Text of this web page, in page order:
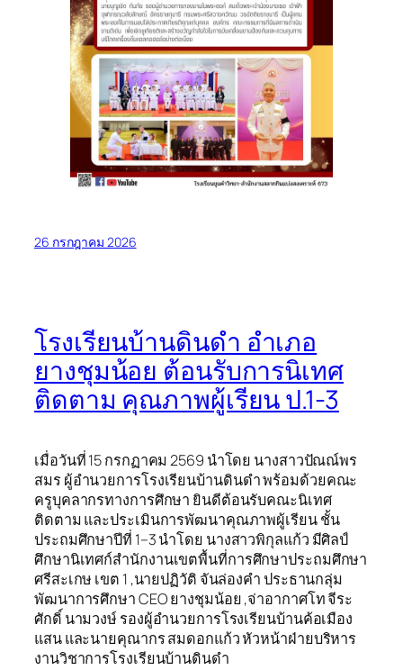
26 กรกฎาคม 2026
โรงเรียนบ้านดินดำ อำเภอ
ยางชุมน้อย ต้อนรับการนิเทศ
ติดตาม คุณภาพผู้เรียน ป.1-3
เมื่อวันที่ 15 กรกฏาคม 2569 นำโดย นางสาวปัณณ์พร
สมร ผู้อำนวยการโรงเรียนบ้านดินดำ พร้อมด้วยคณะ
ครูบุคลากรทางการศึกษา ยินดีต้อนรับคณะนิเทศ
ติดตาม และประเมินการพัฒนาคุณภาพผู้เรียน ชั้น
ประถมศึกษาปีที่ 1–3 นำโดย นางสาวพิกุลแก้ว มีศิลป์
ศึกษานิเทศก์สำนักงานเขตพื้นที่การศึกษาประถมศึกษา
ศรีสะเกษ เขต 1 ,นายปฏิวัติ จันล่องคำ ประธานกลุ่ม
พัฒนาการศึกษา CEO ยางชุมน้อย ,จ่าอากาศโท จีระ
ศักดิ์ นามวงษ์ รองผู้อํานวยการโรงเรียนบ้านค้อเมือง
แสน และนายคุณากร สมดอกแก้ว หัวหน้าฝ่ายบริหาร
งานวิชาการโรงเรียนบ้านดินดำ